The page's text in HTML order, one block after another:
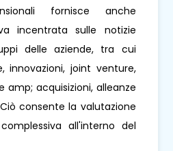
fornisce anche
incentrata sulle notizie
delle aziende, tra cui
innovazioni, joint venture,
amp; acquisizioni, alleanze
consente la valutazione
all'interno del